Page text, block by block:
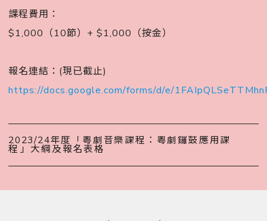
課程費用：
$1,000（10節）+ $1,000（按金）󠀠
報名連結：(現已截止)
https://docs.google.com/forms/d/e/
2023/24年度「粵劇音樂課程：粵劇鑼鼓應用課
程󠀠」大綱及報名表格